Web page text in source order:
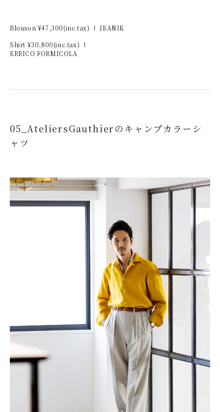
Blouson ¥47,300(inc.tax)
JEANIK
Shirt ¥30,800(inc.tax)
ERRICO FORMICOLA
05_AteliersGauthierのキャンプカラーシ
ャツ